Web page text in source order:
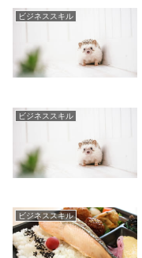
ビジネススキル
ビジネススキル
ビジネススキル